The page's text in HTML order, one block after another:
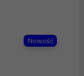
Nowość